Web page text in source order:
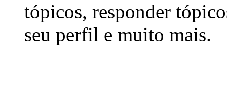
tópicos, responder
seu perfil e muito mais.